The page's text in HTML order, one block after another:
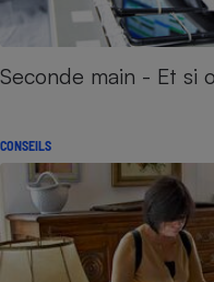
Seconde main - Et si
CONSEILS